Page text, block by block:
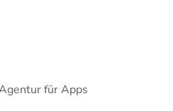
für Apps